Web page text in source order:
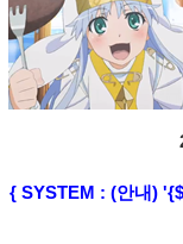
{ SYSTEM : (안내)